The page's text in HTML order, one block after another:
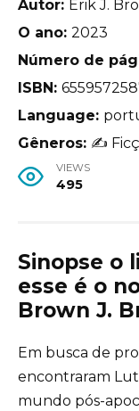
Autor: Erik J.
O ano: 2023
Número de
ISBN:
Language:
Gêneros: ✍
VIEWS
495
Sinopse o
esse é o
Brown J.
Em busca de
encontraram
mundo pós-